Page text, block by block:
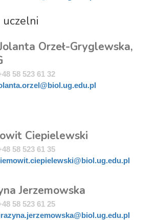
Orzeł-Gryglewska,
58 523 61 32
Ciepielewski
58 523 61 35
Jerzemowska
58 523 61 25